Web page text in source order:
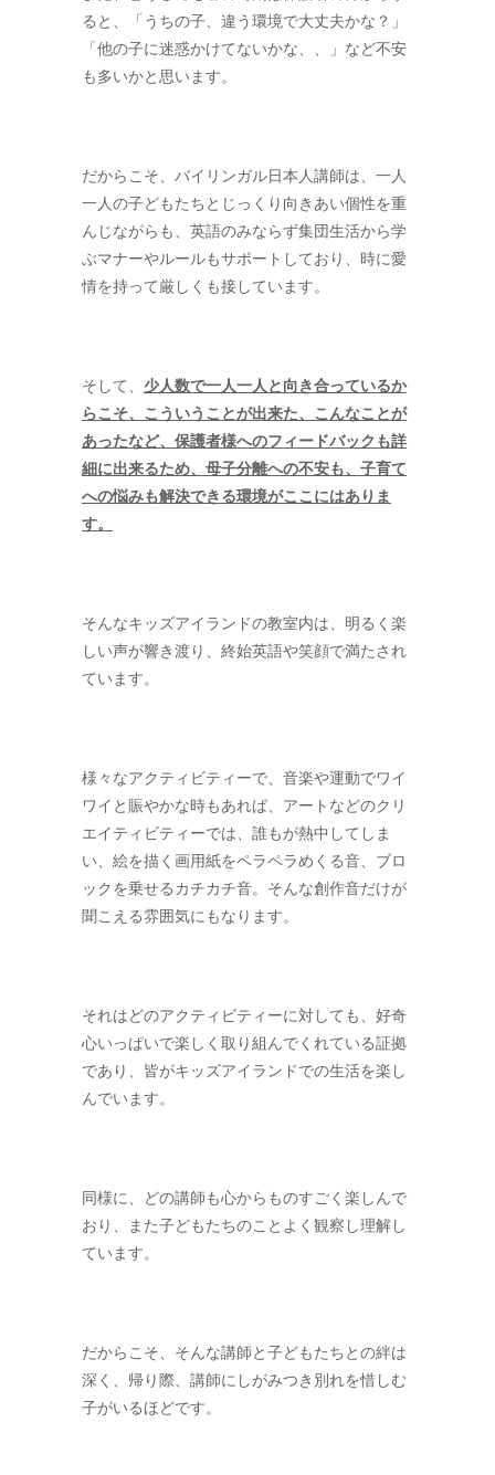
ると、「うちの子、違う環境で大丈夫かな？」
「他の子に迷惑かけてないかな、、」など不安
も多いかと思います。
だからこそ、バイリンガル日本人講師は、一人
一人の子どもたちとじっくり向きあい個性を重
んじながらも、英語のみならず集団生活から学
ぶマナーやルールもサポートしており、時に愛
情を持って厳しくも接しています。
そして、 少人数で一人一人と向き合っているか
らこそ、こういうことが出来た、こんなことが
あったなど、保護者様へのフィードバックも詳
細に出来るため、母子分離への不安も、子育て
への悩みも解決できる環境がここにはありま
す。
そんなキッズアイランドの教室内は、明るく楽
しい声が響き渡り、終始英語や笑顔で満たされ
ています。
様々なアクティビティーで、音楽や運動でワイ
ワイと賑やかな時もあれば、アートなどのクリ
エイティビティーでは、誰もが熱中してしま
い、絵を描く画用紙をペラペラめくる音、ブロ
ックを乗せるカチカチ音。そんな創作音だけが
聞こえる雰囲気にもなります。
それはどのアクティビティーに対しても、好奇
心いっぱいで楽しく取り組んでくれている証拠
であり、皆がキッズアイランドでの生活を楽し
んでいます。
同様に、どの講師も心からものすごく楽しんで
おり、また子どもたちのことよく観察し理解し
ています。
だからこそ、そんな講師と子どもたちとの絆は
深く、帰り際、講師にしがみつき別れを惜しむ
子がいるほどです。